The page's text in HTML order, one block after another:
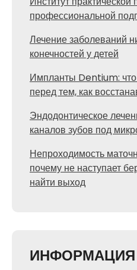
профессиональной
Лечение заболеваний
конечностей у детей
Импланты Dentium: что
перед тем, как
Эндодонтическое
каналов зубов под
Непроходимость
почему не наступает
найти выход
ИНФОРМАЦИЯ